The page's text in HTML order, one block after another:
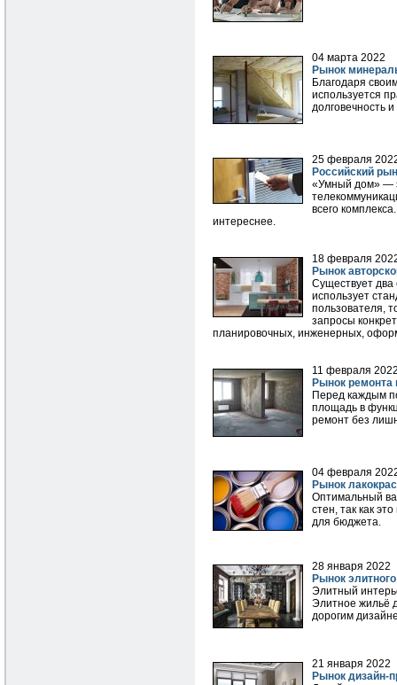
04 марта 2022
Рынок
Благодаря
используется
долговечность
25 февраля
Российский
«Умный дом» —
всего
интереснее.
18 февраля
Рынок
Существует два
использует
пользователя,
запросы
планировочных, инженерных,
11 февраля
Рынок ремонта
Перед каждым
площадь в
ремонт без
04 февраля
Рынок
Оптимальный
стен, так как
для бюджета.
28 января 2022
Рынок
Элитный
Элитное жильё
дорогим
21 января 2022
Рынок дизайн-